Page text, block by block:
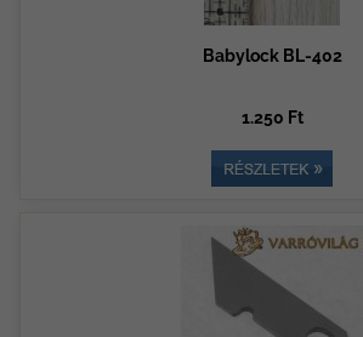
Babylock BL-402
1.250 Ft